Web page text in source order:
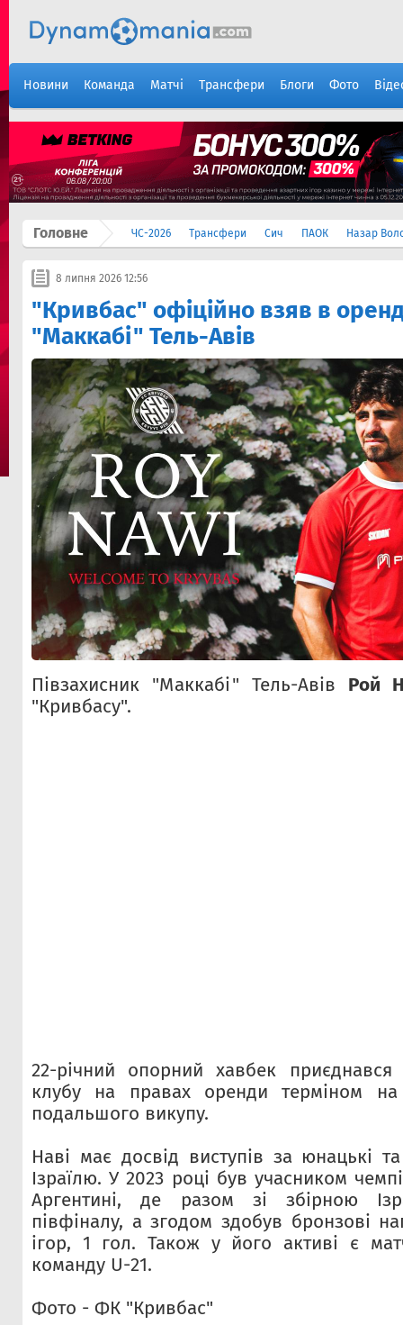
Новини Команда Матчі Трансфери Блоги Фото
Головне ЧС-2026 Трансфери Сич ПАОК Назар
8 липня 2026 12:56
"Кривбас" офіційно взяв в
"Маккабі" Тель-Авів
Півзахисник "Маккабі" Тель-Авів Рой
"Кривбасу".
22-річний опорний хавбек приєднався
клубу на правах оренди терміном
подальшого викупу.
Наві має досвід виступів за юнацькі
Ізраїлю. У 2023 році був учасником
Аргентині, де разом зі збірною
півфіналу, а згодом здобув бронзові
ігор, 1 гол. Також у його активі є
команду U-21.
Фото - ФК "Кривбас"